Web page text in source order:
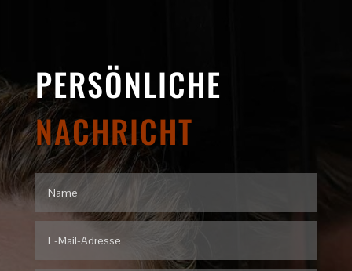
PERSÖNLICHE
NACHRICHT